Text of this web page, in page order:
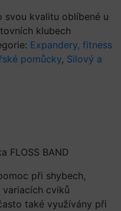
svou kvalitu oblíbené u
klubech
Expandery, fitness
pomůcky, Silový a
FLOSS BAND
při shybech,
cviků
také využívány při